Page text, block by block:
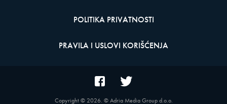
POLITIKA PRIVATNOSTI
PRAVILA I USLOVI KORIŠĆENJA
Copyright © 2026. © Adria Media Group d.o.o.